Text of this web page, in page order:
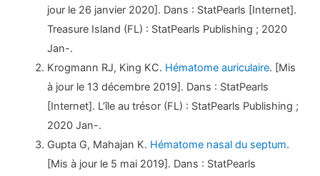
jour le 26 janvier 2020]. Dans : StatPearls [Internet].
Treasure Island (FL) : StatPearls Publishing ; 2020
Jan-.
Krogmann RJ, King KC. Hématome auriculaire. [Mis
à jour le 13 décembre 2019]. Dans : StatPearls
[Internet]. L’île au trésor (FL) : StatPearls Publishing ;
2020 Jan-.
Gupta G, Mahajan K. Hématome nasal du septum.
[Mis à jour le 5 mai 2019]. Dans : StatPearls